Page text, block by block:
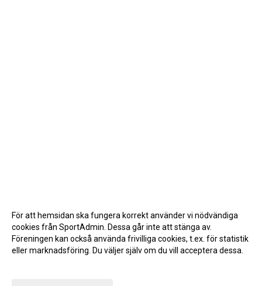
För att hemsidan ska fungera korrekt använder vi nödvändiga
cookies från SportAdmin. Dessa går inte att stänga av.
Föreningen kan också använda frivilliga cookies, t.ex. för statistik
eller marknadsföring. Du väljer själv om du vill acceptera dessa.